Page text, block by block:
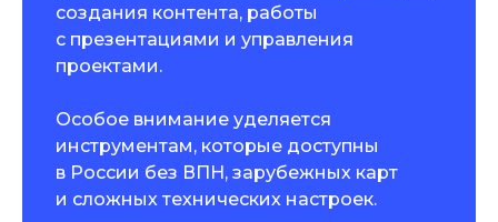
создания контента, работы
с презентациями и управления
проектами.
Особое внимание уделяется
инструментам, которые доступны
в России без ВПН, зарубежных карт
и сложных технических настроек.